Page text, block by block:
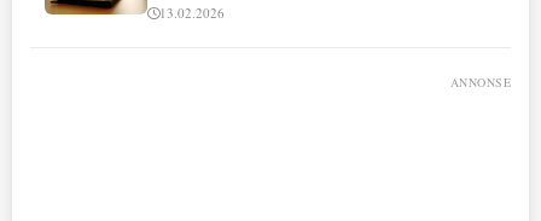
13.02.2026
ANNONSE